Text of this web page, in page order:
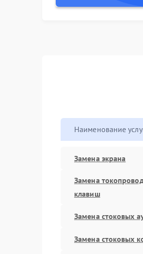
Наименование
Замена экрана
Замена
клавиш
Замена стоковых
Замена стоковых